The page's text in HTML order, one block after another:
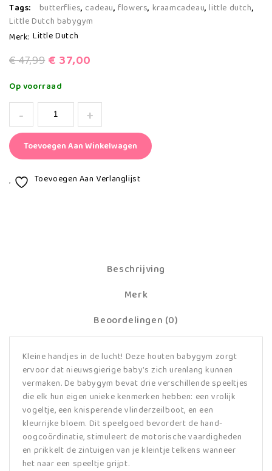
Tags:
butterflies, cadeau,flowers, kraamcadeau,little dutch,
Little Dutch babygym
Merk: Little Dutch
€47,99 € 37,00
Op voorraad
Toevoegen Aan Winkelwagen
Toevoegen Aan Verlanglijst
Beschrijving
Merk
Beoordelingen (0)
Kleine handjes in de lucht! Deze houten babygym zorgt
ervoor dat nieuwsgierige baby’s zich urenlang kunnen
vermaken. De babygym bevat drie verschillende speeltjes
die elk hun eigen unieke kenmerken hebben: een vrolijk
vogeltje, een knisperende vlinderzeilboot, en een
kleurrijke bloem. Dit speelgoed bevordert de hand-
oogcoördinatie, stimuleert de motorische vaardigheden
en prikkelt de zintuigen van je kleintje telkens wanneer
het naar een speeltje grijpt.